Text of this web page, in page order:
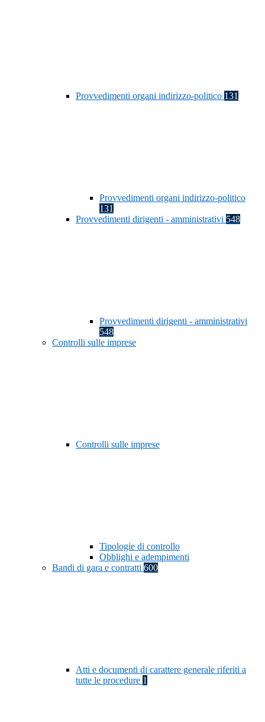
Provvedimenti organi indirizzo-politico 131
Provvedimenti organi indirizzo-politico
131
Provvedimenti dirigenti - amministrativi 548
Provvedimenti dirigenti - amministrativi
548
Controlli sulle imprese
Controlli sulle imprese
Tipologie di controllo
Obblighi e adempimenti
Bandi di gara e contratti 600
Atti e documenti di carattere generale riferiti a
tutte le procedure 1